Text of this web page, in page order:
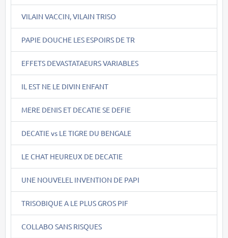
VILAIN VACCIN, VILAIN TRISO
PAPIE DOUCHE LES ESPOIRS DE TR
EFFETS DEVASTATAEURS VARIABLES
IL EST NE LE DIVIN ENFANT
MERE DENIS ET DECATIE SE DEFIE
DECATIE vs LE TIGRE DU BENGALE
LE CHAT HEUREUX DE DECATIE
UNE NOUVELEL INVENTION DE PAPI
TRISOBIQUE A LE PLUS GROS PIF
COLLABO SANS RISQUES